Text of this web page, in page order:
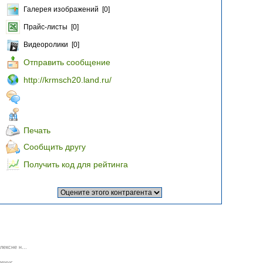
Галерея изображений [0]
Прайс-листы [0]
Видеоролики [0]
Отправить сообщение
http://krmsch20.land.ru/
Печать
Сообщить другу
Получить код для рейтинга
н...